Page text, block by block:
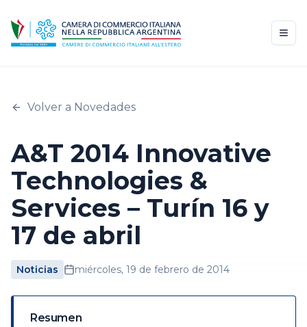
Volver a Novedades
A&T 2014 Innovative
Technologies &
Services – Turín 16 y
17 de abril
Noticias miércoles, 19 de febrero de 2014
Resumen